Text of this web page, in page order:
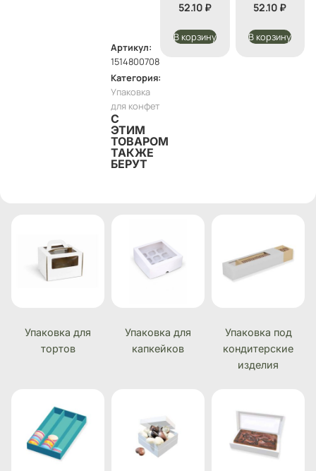
Артикул:
1514800708
Категория:
Упаковка
для конфет
С
ЭТИМ
ТОВАРОМ
ТАКЖЕ
БЕРУТ
52.10 ₽
В корзину
52.10 ₽
В корзину
Упаковка для
тортов
Упаковка для
капкейков
Упаковка под
кондитерские
изделия